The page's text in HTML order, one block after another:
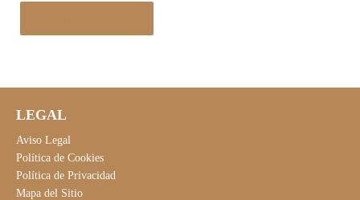
LEGAL
Aviso Legal
Política de Cookies
Política de Privacidad
Mapa del Sitio